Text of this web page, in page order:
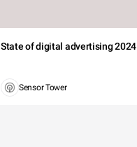
State of digital advertising 2024
Sensor Tower